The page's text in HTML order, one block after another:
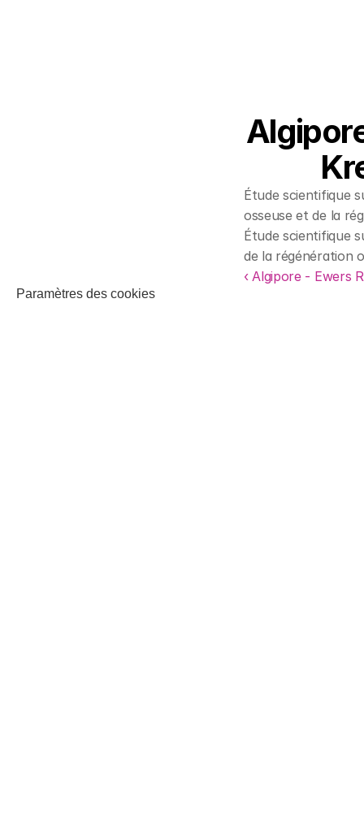
Étude scientifique
osseuse et de la
Étude scientifique
de la régénération
‹ Algipore - Ewers
Paramètres des cookies